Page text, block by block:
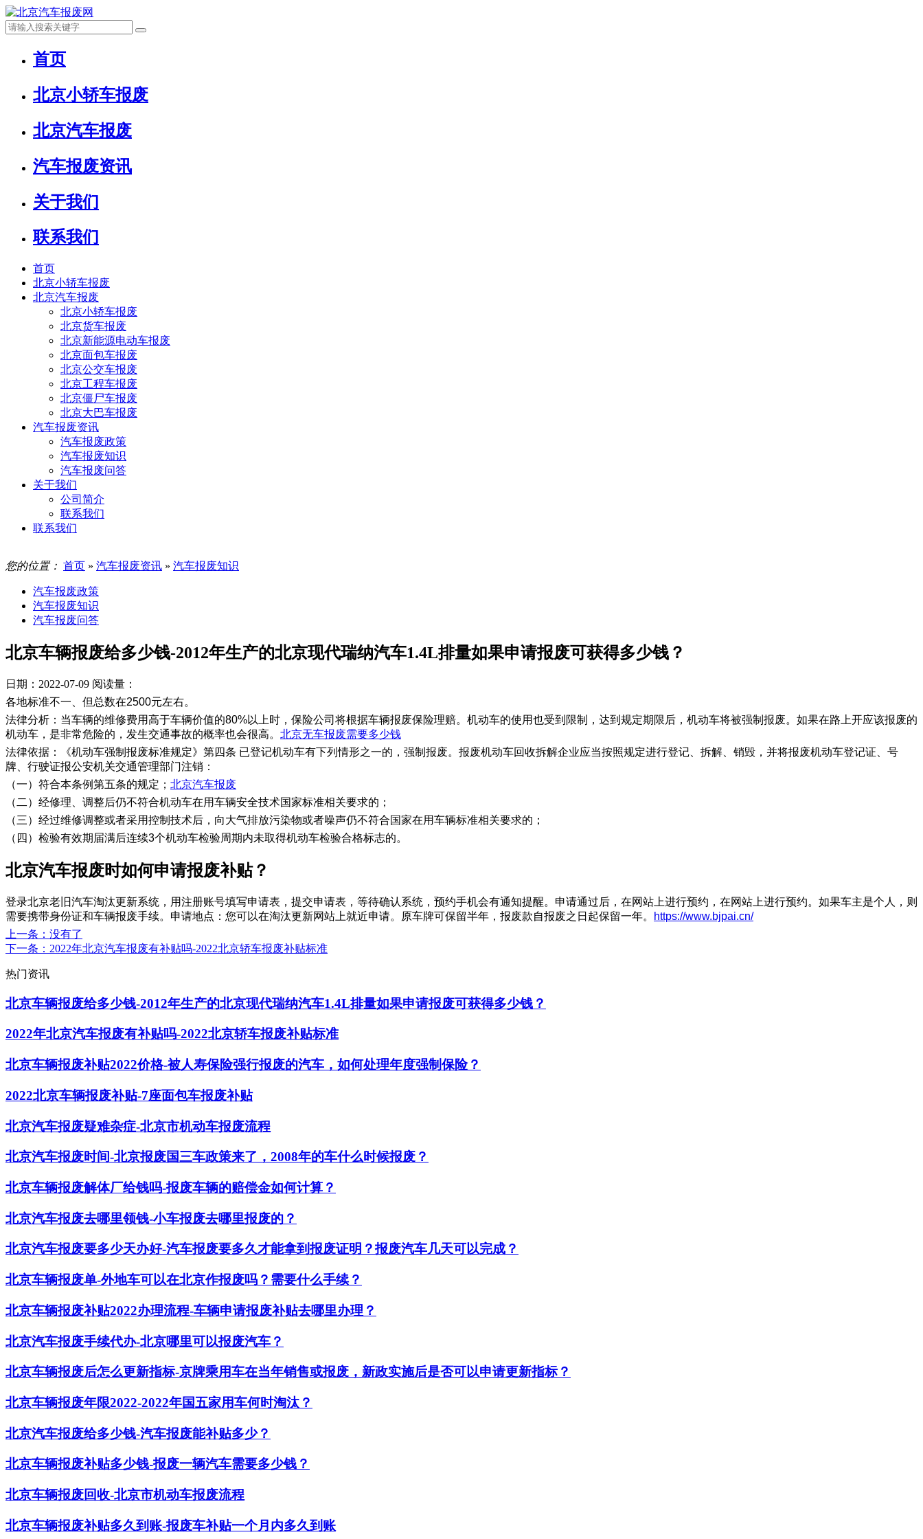
首页
北京小轿车报废
北京汽车报废
汽车报废资讯
关于我们
联系我们
首页
北京小轿车报废
北京汽车报废
北京小轿车报废
北京货车报废
北京新能源电动车报废
北京面包车报废
北京公交车报废
北京工程车报废
北京僵尸车报废
北京大巴车报废
汽车报废资讯
汽车报废政策
汽车报废知识
汽车报废问答
关于我们
公司简介
联系我们
联系我们
您的位置： 首页 » 汽车报废资讯 » 汽车报废知识
汽车报废政策
汽车报废知识
汽车报废问答
北京车辆报废给多少钱-2012年生产的北京现代瑞纳汽车1.4L排量如果申请报废可获得多少钱？
日期：2022-07-09 阅读量：
各地标准不一、但总数在2500元左右。
法律分析：当车辆的维修费用高于车辆价值的80%以上时，保险公司将根据车辆报废保险理赔。机动车的使用也受到限制，达到规定期限后，机动车将被强制报废。如果在路上开应该报废的
机动车，是非常危险的，发生交通事故的概率也会很高。 北京无车报废需要多少钱
法律依据：《机动车强制报废标准规定》第四条 已登记机动车有下列情形之一的，强制报废。报废机动车回收拆解企业应当按照规定进行登记、拆解、销毁，并将报废机动车登记证、号
牌、行驶证报公安机关交通管理部门注销：
（一）符合本条例第五条的规定； 北京汽车报废
（二）经修理、调整后仍不符合机动车在用车辆安全技术国家标准相关要求的；
（三）经过维修调整或者采用控制技术后，向大气排放污染物或者噪声仍不符合国家在用车辆标准相关要求的；
（四）检验有效期届满后连续3个机动车检验周期内未取得机动车检验合格标志的。
​北京汽车报废时如何申请报废补贴？
登录北京老旧汽车淘汰更新系统，用注册账号填写申请表，提交申请表，等待确认系统，预约手机会有通知提醒。申请通过后，在网站上进行预约，在网站上进行预约。如果车主是个人，则
需要携带身份证和车辆报废手续。申请地点：您可以在淘汰更新网站上就近申请。原车牌可保留半年，报废款自报废之日起保留一年。
https://www.bjpai.cn/
上一条 ：没有了
下一条 ：2022年北京汽车报废有补贴吗-2022北京轿车报废补贴标准
热门资讯
北京车辆报废给多少钱-2012年生产的北京现代瑞纳汽车1.4L排量如果申请报废可获得多少钱？
2022年北京汽车报废有补贴吗-2022北京轿车报废补贴标准
北京车辆报废补贴2022价格-被人寿保险强行报废的汽车，如何处理年度强制保险？
2022北京车辆报废补贴-7座面包车报废补贴
北京汽车报废疑难杂症-北京市机动车报废流程
北京汽车报废时间-北京报废国三车政策来了，2008年的车什么时候报废？
北京车辆报废解体厂给钱吗-报废车辆的赔偿金如何计算？
北京汽车报废去哪里领钱-小车报废去哪里报废的？
北京汽车报废要多少天办好-汽车报废要多久才能拿到报废证明？报废汽车几天可以完成？
北京车辆报废单-外地车可以在北京作报废吗？需要什么手续？
北京车辆报废补贴2022办理流程-车辆申请报废补贴去哪里办理？
北京汽车报废手续代办-北京哪里可以报废汽车？
北京车辆报废后怎么更新指标-京牌乘用车在当年销售或报废，新政实施后是否可以申请更新指标？
北京车辆报废年限2022-2022年国五家用车何时淘汰？
北京汽车报废给多少钱-汽车报废能补贴多少？
北京车辆报废补贴多少钱-报废一辆汽车需要多少钱？
北京车辆报废回收-北京市机动车报废流程
北京车辆报废补贴多久到账-报废车补贴一个月内多久到账